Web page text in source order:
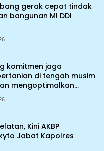
gerak cepat tindak
bangunan MI DDI
komitmen jaga
di tengah musim
mengoptimalkan
perpompaan (Irpom)
Kini AKBP
Jabat Kapolres